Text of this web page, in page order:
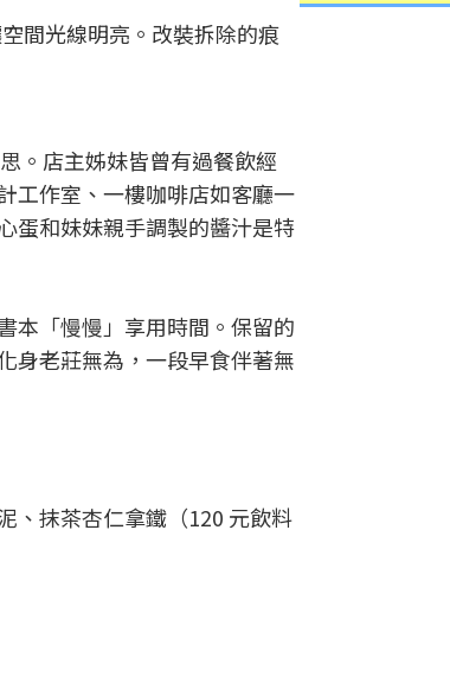
間光線明亮。改裝拆除的痕
。店主姊妹皆曾有過餐飲經
工作室、一樓咖啡店如客廳一
蛋和妹妹親手調製的醬汁是特
本「慢慢」享用時間。保留的
身老莊無為，一段早食伴著無
、抹茶杏仁拿鐵（120 元飲料